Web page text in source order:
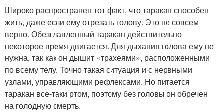
Широко распространен тот факт, что таракан способен
жить, даже если ему отрезать голову. Это не совсем
верно. Обезглавленный таракан действительно
некоторое время двигается. Для дыхания голова ему не
нужна, так как он дышит «трахеями», расположенными
по всему телу. Точно такая ситуация и с нервными
узлами, управляющими рефлексами. Но питается
таракан все-таки ртом, поэтому без головы он обречен
на голодную смерть.